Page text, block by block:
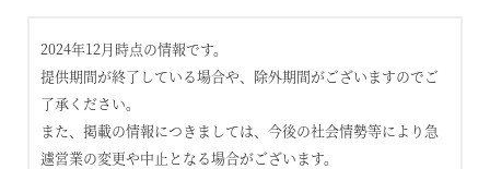
2024年12月時点の情報です。
提供期間が終了している場合や、除外期間がございますのでご
了承ください。
また、掲載の情報につきましては、今後の社会情勢等により急
遽営業の変更や中止となる場合がございます。